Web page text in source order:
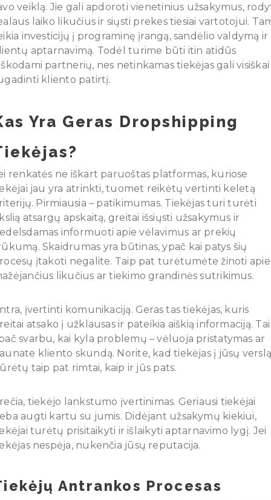
veiklą. Jie gali apdoroti vienetinius užsakymus,
laiko likučius ir siųsti prekes tiesiai vartotojui.
investicijų į programinę įrangą, sandėlio valdymą ir
aptarnavimą. Todėl turime būti itin atidūs
partnerių, nes netinkamas tiekėjas gali visiškai
kliento patirtį.
Yra Geras Dropshipping
renkatės ne iškart paruoštas platformas, kuriose
jau yra atrinkti, tuomet reikėtų vertinti keletą
Pirmiausia – patikimumas. Tiekėjas turi turėti
atsargų apskaitą, greitai išsiųsti užsakymus ir
informuoti apie vėlavimus ar prekių
Skaidrumas yra būtinas, ypač kai patys šių
įtakoti negalite. Taip pat turėtumėte žinoti apie
likučius ar tiekimo grandinės sutrikimus.
įvertinti komunikaciją. Geras tas tiekėjas, kuris
atsako į užklausas ir pateikia aiškią informaciją. Tai
svarbu, kai kyla problemų – vėluoja pristatymas ar
kliento skundą. Norite, kad tiekėjas į jūsų
taip pat rimtai, kaip ir jūs pats.
tiekėjo lankstumo įvertinimas. Geriausi tiekėjai
augti kartu su jumis. Didėjant užsakymų kiekiui,
turėtų prisitaikyti ir išlaikyti aptarnavimo lygį. Jei
nespėja, nukenčia jūsų reputacija.
Antrankos Procesas